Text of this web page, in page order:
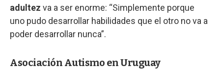
adultez va a ser enorme: “Simplemente porque
uno pudo desarrollar habilidades que el otro no va a
poder desarrollar nunca”.
Asociación Autismo en Uruguay